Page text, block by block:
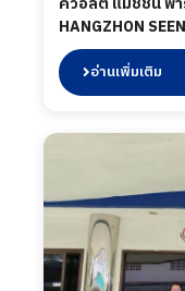
HANGZHON
TRANSMISSION Co.,LTD โดย
แมชชีน พาร์ท จำกั
การเข้าเยี่ยมชมก
อ่านเพิ่มเติม